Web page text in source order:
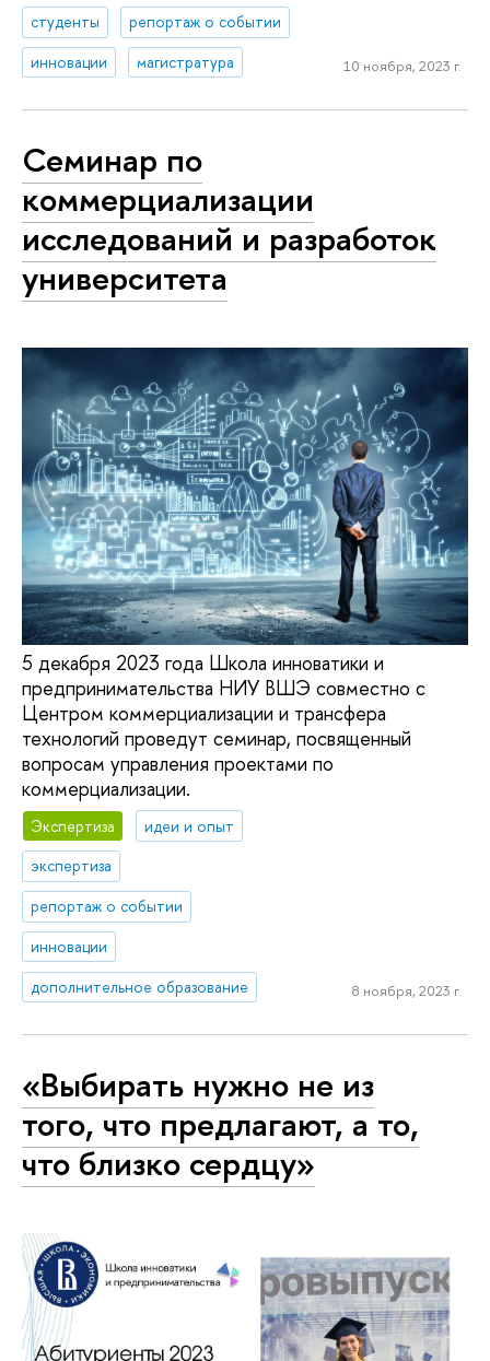
студенты
репортаж о событии
инновации
магистратура 10 ноября, 2023 г.
Семинар по
коммерциализации
исследований и разработок
университета
5 декабря 2023 года Школа инноватики и
предпринимательства НИУ ВШЭ совместно с
Центром коммерциализации и трансфера
технологий проведут семинар, посвященный
вопросам управления проектами по
коммерциализации.
Экспертиза
идеи и опыт
экспертиза
репортаж о событии
инновации
дополнительное образование
8 ноября, 2023 г.
«Выбирать нужно не из
того, что предлагают, а то,
что близко сердцу»